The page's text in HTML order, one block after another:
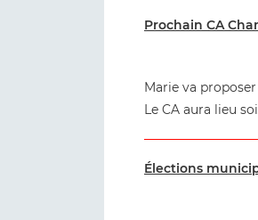
Prochain CA
Marie va proposer
Le CA aura lieu
Élections